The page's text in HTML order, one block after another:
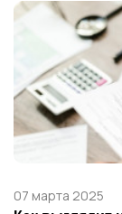
07 марта 2025